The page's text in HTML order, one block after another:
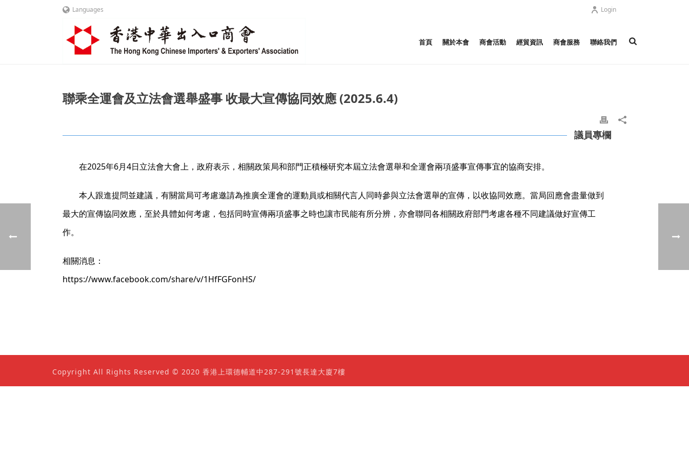
Languages Login
首頁 關於本會 商會活動 經貿資訊 商會服務 聯絡我們
聯乘全運會及立法會選舉盛事 收最大宣傳協同效應 (2025.6.4)
議員專欄
在2025年6月4日立法會大會上，政府表示，相關政策局和部門正積極研究本屆立法會選舉和全運會兩項盛事宣傳事宜的協商安排。
本人跟進提問並建議，有關當局可考慮邀請為推廣全運會的運動員或相關代言人同時參與立法會選舉的宣傳，以收協同效應。當局回應會盡量做到
最大的宣傳協同效應，至於具體如何考慮，包括同時宣傳兩項盛事之時也讓市民能有所分辨，亦會聯同各相關政府部門考慮各種不同建議做好宣傳工
作。
相關消息：
https://www.facebook.com/share/v/1HfFGFonHS/
Copyright All Rights Reserved © 2020 香港上環德輔道中287-291號長達大廈7樓